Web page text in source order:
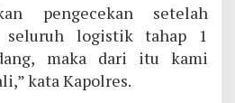
pengecekan setelah
seluruh logistik tahap 1
maka dari itu kami
kata Kapolres.